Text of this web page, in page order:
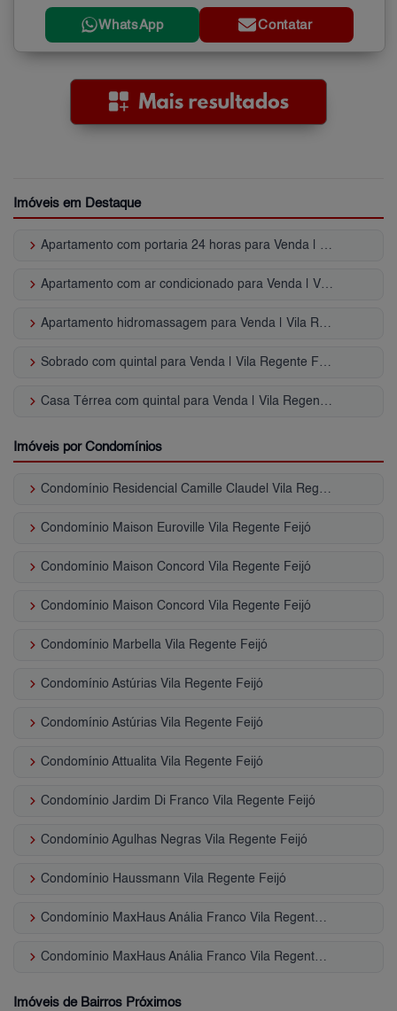
WhatsApp Contatar
Imóveis em Destaque
keyboard_arrow_right Apartamento com portaria 24 horas para Venda | Vila Regente Feijó
keyboard_arrow_right Apartamento com ar condicionado para Venda | Vila Regente Feijó
keyboard_arrow_right Apartamento hidromassagem para Venda | Vila Regente Feijó
keyboard_arrow_right Sobrado com quintal para Venda | Vila Regente Feijó
keyboard_arrow_right Casa Térrea com quintal para Venda | Vila Regente Feijó
Imóveis por Condomínios
keyboard_arrow_right Condomínio Residencial Camille Claudel Vila Regente Feijó
keyboard_arrow_right Condomínio Maison Euroville Vila Regente Feijó
keyboard_arrow_right Condomínio Maison Concord Vila Regente Feijó
keyboard_arrow_right Condomínio Maison Concord Vila Regente Feijó
keyboard_arrow_right Condomínio Marbella Vila Regente Feijó
keyboard_arrow_right Condomínio Astúrias Vila Regente Feijó
keyboard_arrow_right Condomínio Astúrias Vila Regente Feijó
keyboard_arrow_right Condomínio Attualita Vila Regente Feijó
keyboard_arrow_right Condomínio Jardim Di Franco Vila Regente Feijó
keyboard_arrow_right Condomínio Agulhas Negras Vila Regente Feijó
keyboard_arrow_right Condomínio Haussmann Vila Regente Feijó
keyboard_arrow_right Condomínio MaxHaus Anália Franco Vila Regente Feijó
keyboard_arrow_right Condomínio MaxHaus Anália Franco Vila Regente Feijó
Imóveis de Bairros Próximos